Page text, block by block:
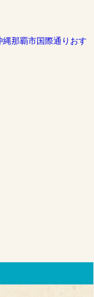
那覇市国際通りおす